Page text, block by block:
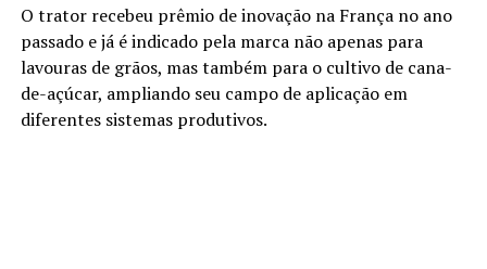
O trator recebeu prêmio de inovação na França no ano
passado e já é indicado pela marca não apenas para
lavouras de grãos, mas também para o cultivo de cana-
de-açúcar, ampliando seu campo de aplicação em
diferentes sistemas produtivos.